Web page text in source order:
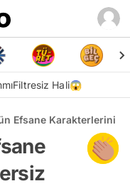
Filtresiz Hali😱
Efsane Karakterlerini